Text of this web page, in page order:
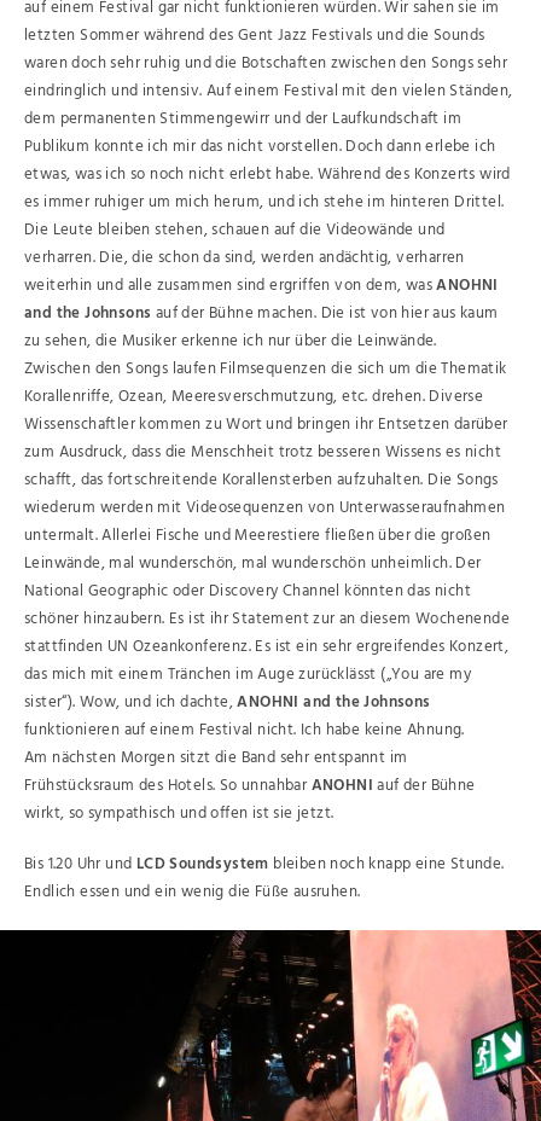
auf einem Festival gar nicht funktionieren würden. Wir sahen sie im
letzten Sommer während des Gent Jazz Festivals und die Sounds
waren doch sehr ruhig und die Botschaften zwischen den Songs sehr
eindringlich und intensiv. Auf einem Festival mit den vielen Ständen,
dem permanenten Stimmengewirr und der Laufkundschaft im
Publikum konnte ich mir das nicht vorstellen. Doch dann erlebe ich
etwas, was ich so noch nicht erlebt habe. Während des Konzerts wird
es immer ruhiger um mich herum, und ich stehe im hinteren Drittel.
Die Leute bleiben stehen, schauen auf die Videowände und
verharren. Die, die schon da sind, werden andächtig, verharren
weiterhin und alle zusammen sind ergriffen von dem, wasANOHNI
and the Johnsons auf der Bühne machen. Die ist von hier aus kaum
zu sehen, die Musiker erkenne ich nur über die Leinwände.
Zwischen den Songs laufen Filmsequenzen die sich um die Thematik
Korallenriffe, Ozean, Meeresverschmutzung, etc. drehen. Diverse
Wissenschaftler kommen zu Wort und bringen ihr Entsetzen darüber
zum Ausdruck, dass die Menschheit trotz besseren Wissens es nicht
schafft, das fortschreitende Korallensterben aufzuhalten. Die Songs
wiederum werden mit Videosequenzen von Unterwasseraufnahmen
untermalt. Allerlei Fische und Meerestiere fließen über die großen
Leinwände, mal wunderschön, mal wunderschön unheimlich. Der
National Geographic oder Discovery Channel könnten das nicht
schöner hinzaubern. Es ist ihr Statement zur an diesem Wochenende
stattfinden UN Ozeankonferenz. Es ist ein sehr ergreifendes Konzert,
das mich mit einem Tränchen im Auge zurücklässt („You are my
sister“). Wow, und ich dachte,ANOHNI and the Johnsons
funktionieren auf einem Festival nicht. Ich habe keine Ahnung.
Am nächsten Morgen sitzt die Band sehr entspannt im
Frühstücksraum des Hotels. So unnahbarANOHNIauf der Bühne
wirkt, so sympathisch und offen ist sie jetzt.
Bis 1.20 Uhr und LCD Soundsystem bleiben noch knapp eine Stunde.
Endlich essen und ein wenig die Füße ausruhen.